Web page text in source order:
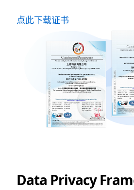
点此下载证书
Data Privacy